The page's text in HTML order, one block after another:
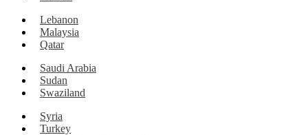
Lebanon
Malaysia
Qatar
Saudi Arabia
Sudan
Swaziland
Syria
Turkey